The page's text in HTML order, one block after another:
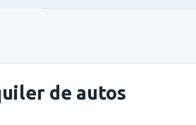
de autos